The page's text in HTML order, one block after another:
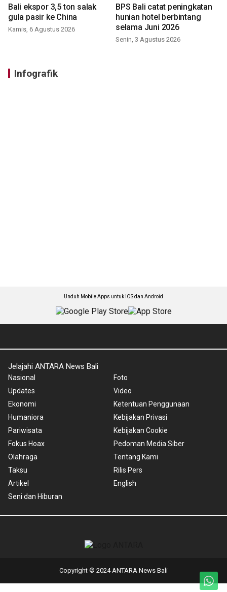
Bali ekspor 3,5 ton salak
gula pasir ke China
Kamis, 6 Agustus 2026
BPS Bali catat peningkatan
hunian hotel berbintang
selama Juni 2026
Senin, 3 Agustus 2026
Infografik
Unduh Mobile Apps untuk iOS dan Android
Jelajahi ANTARA News Bali
Nasional
Updates
Ekonomi
Humaniora
Pariwisata
Fokus Hoax
Olahraga
Taksu
Artikel
Seni dan Hiburan
Foto
Video
Ketentuan Penggunaan
Kebijakan Privasi
Kebijakan Cookie
Pedoman Media Siber
Tentang Kami
Rilis Pers
English
Copyright © 2024 ANTARA News Bali